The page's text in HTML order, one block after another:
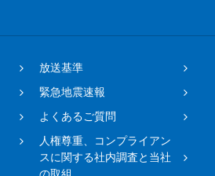
放送基準
緊急地震速報
よくあるご質問
人権尊重、コンプライアン
スに関する社内調査と当社
の取組